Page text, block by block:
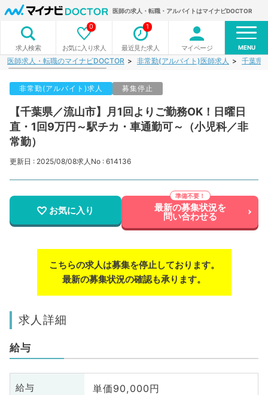
医師の求人・転職・アルバイトはマイナビDOCTOR
求人検索 お気に入り求人
0
最近見た求人
1
マイページ MENU
医師求人・転職のマイナビDOCTOR 非常勤(アルバイト)医師求人 千葉県
非常勤(アルバイト)求人 募集停止
【千葉県／流山市】月1回よりご勤務OK！日曜日
直・1回9万円～駅チカ・車通勤可～（小児科／非
常勤）
更新日 : 2025/08/08求人No : 614136
お気に入り 最新の募集状況を
問い合わせる
こちらの求人は募集を停止しております。
最新の募集状況の確認も承ります。
求人詳細
給与
給与 単価90,000円